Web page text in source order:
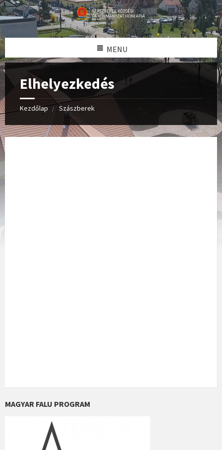
MENU
Elhelyezkedés
Kezdőlap Szászberek
MAGYAR FALU PROGRAM